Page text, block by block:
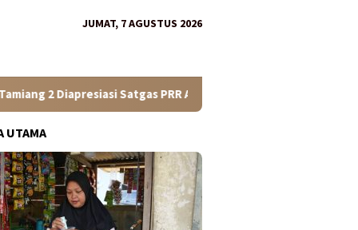
JUMAT, 7 AGUSTUS 2026
Satgas PRR Aceh
UTAMA